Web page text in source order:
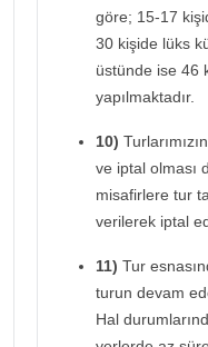
göre; 15-17
30 kişide lüks
üstünde ise 46
yapılmaktadır.
10)
ve iptal olması
misafirlere tur
verilerek iptal
11) Tur
turun devam
Hal